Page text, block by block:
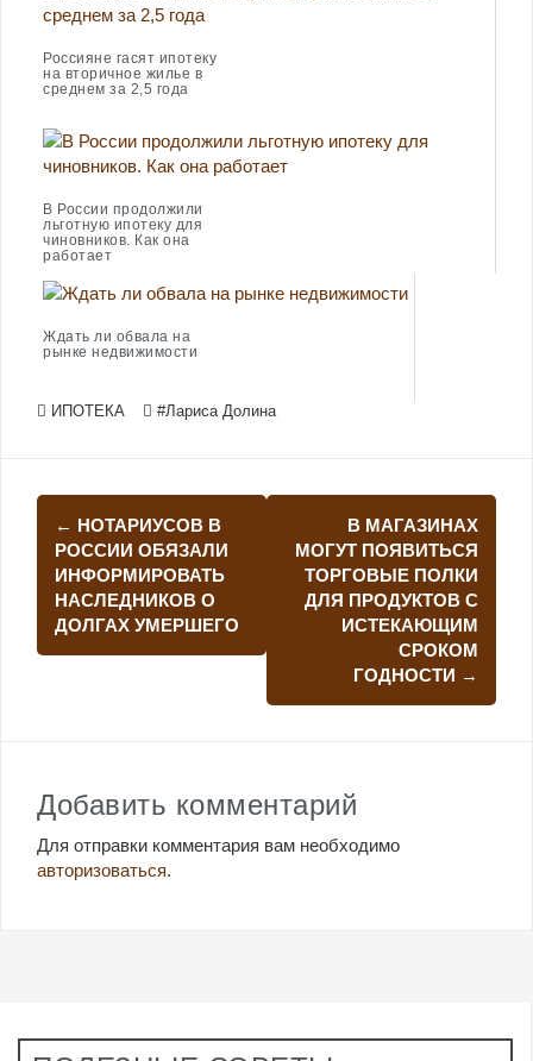
Россияне гасят ипотеку
на вторичное жилье в
среднем за 2,5 года
В России продолжили
льготную ипотеку для
чиновников. Как она
работает
Ждать ли обвала на
рынке недвижимости
ИПОТЕКА #Лариса Долина
Навигация
по
записям
← НОТАРИУСОВ В
РОССИИ ОБЯЗАЛИ
ИНФОРМИРОВАТЬ
НАСЛЕДНИКОВ О
ДОЛГАХ УМЕРШЕГО
В МАГАЗИНАХ
МОГУТ ПОЯВИТЬСЯ
ТОРГОВЫЕ ПОЛКИ
ДЛЯ ПРОДУКТОВ С
ИСТЕКАЮЩИМ
СРОКОМ
ГОДНОСТИ →
Добавить комментарий
Для отправки комментария вам необходимо
авторизоваться.